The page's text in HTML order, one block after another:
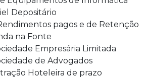
Depositário
pagos e de Retenção
na Fonte
Empresária Limitada
de Advogados
Hoteleira de prazo